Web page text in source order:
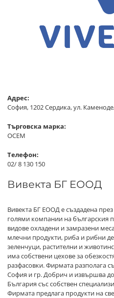
Адрес:
София, 1202 Сердика, ул.
Търговска марка:
ОСЕМ
Телефон:
02/ 8 130 150
Вивекта БГ ЕООД
Вивекта БГ ЕООД е създадена
голями компании на българския
видове охладени и замразени
млечни продукти, риба и рибни
зеленчуци, растителни и
има собствени цехове за
разфасовки. Фирмата разполага
София и гр. Добрич и извършва
България със собствен
Фирмата предлага продукти на